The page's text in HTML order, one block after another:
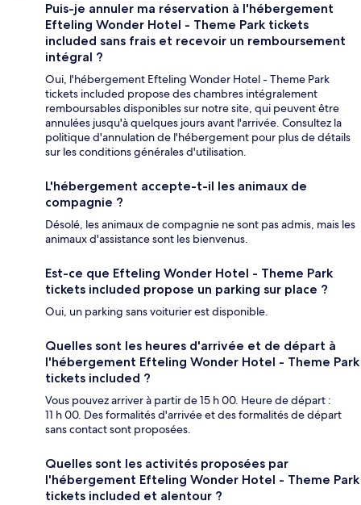
Puis-je annuler ma réservation à l'hébergement
Efteling Wonder Hotel - Theme Park tickets
included sans frais et recevoir un remboursement
intégral ?
Oui, l'hébergement Efteling Wonder Hotel - Theme Park
tickets included propose des chambres intégralement
remboursables disponibles sur notre site, qui peuvent être
annulées jusqu'à quelques jours avant l'arrivée. Consultez la
politique d'annulation de l'hébergement pour plus de détails
sur les conditions générales d'utilisation.
L'hébergement accepte-t-il les animaux de
compagnie ?
Désolé, les animaux de compagnie ne sont pas admis, mais les
animaux d'assistance sont les bienvenus.
Est-ce que Efteling Wonder Hotel - Theme Park
tickets included propose un parking sur place ?
Oui, un parking sans voiturier est disponible.
Quelles sont les heures d'arrivée et de départ à
l'hébergement Efteling Wonder Hotel - Theme Park
tickets included ?
Vous pouvez arriver à partir de 15 h 00. Heure de départ :
11 h 00. Des formalités d'arrivée et des formalités de départ
sans contact sont proposées.
Quelles sont les activités proposées par
l'hébergement Efteling Wonder Hotel - Theme Park
tickets included et alentour ?